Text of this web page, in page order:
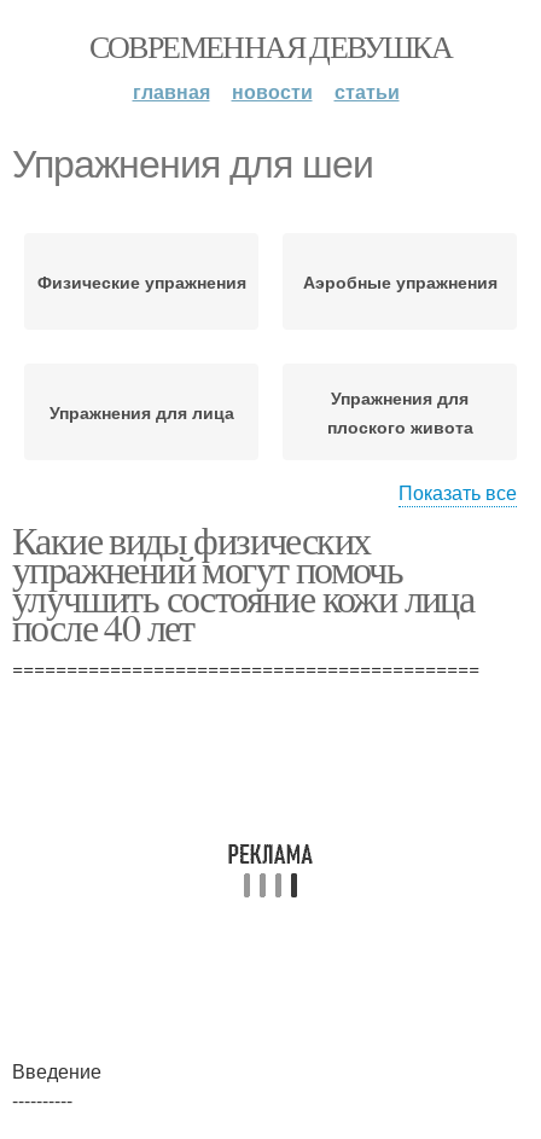
СОВРЕМЕННАЯ ДЕВУШКА
главная новости статьи
Упражнения для шеи
Физические упражнения Аэробные упражнения
Упражнения для лица
Упражнения для
плоского живота
Упражнения при болях Отличные упражнения
Простые упражнения
Показать все
Какие виды физических
упражнений могут помочь
улучшить состояние кожи лица
после 40 лет
===========================================
Введение
----------